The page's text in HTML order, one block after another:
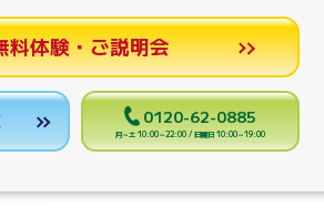
料体験・ご説明会
0120-62-0885
月～土 10:00～22:00 / 日曜日 10:00～19:00